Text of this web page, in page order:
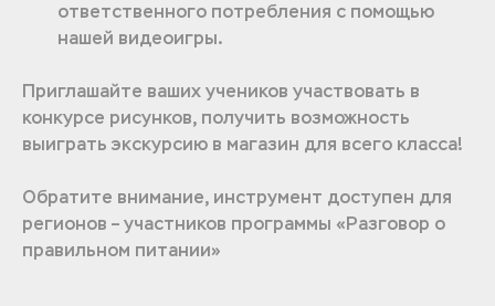
ответственного потребления с помощью
нашей видеоигры.
Приглашайте ваших учеников участвовать в
конкурсе рисунков, получить возможность
выиграть экскурсию в магазин для всего класса!
Обратите внимание, инструмент доступен для
регионов – участников программы «Разговор о
правильном питании»